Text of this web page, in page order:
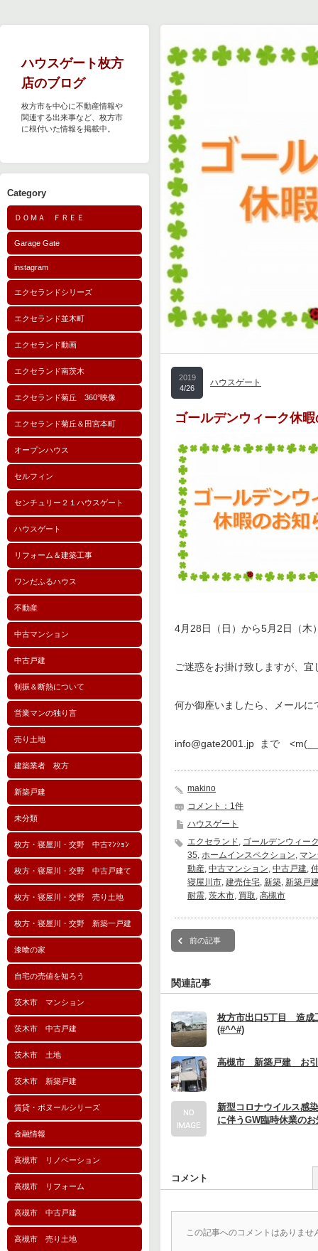
ハウスゲート枚方
店のブログ
枚方市を中心に不動産情報や
関連する出来事など、枚方市
に根付いた情報を掲載中。
Category
ＤＯＭＡ ＦＲＥＥ
Garage Gate
instagram
エクセランドシリーズ
エクセランド並木町
エクセランド動画
エクセランド南茨木
エクセランド菊丘 360°映像
エクセランド菊丘＆田宮本町
オープンハウス
セルフィン
センチュリー２１ハウスゲート
ハウスゲート
リフォーム＆建築工事
ワンだふるハウス
不動産
中古マンション
中古戸建
制振＆断熱について
営業マンの独り言
売り土地
建築業者 枚方
新築戸建
未分類
枚方・寝屋川・交野 中古ﾏﾝｼｮﾝ
枚方・寝屋川・交野 中古戸建て
枚方・寝屋川・交野 売り土地
枚方・寝屋川・交野 新築一戸建
漆喰の家
自宅の売値を知ろう
茨木市 マンション
茨木市 中古戸建
茨木市 土地
茨木市 新築戸建
賃貸・ボヌールシリーズ
金融情報
高槻市 リノベーション
高槻市 リフォーム
高槻市 中古戸建
高槻市 売り土地
2019
4/26
ハウスゲート
ゴールデンウィーク休
4月28日（日）から5月2日（木
ご迷惑をお掛け致しますが、
何か御座いましたら、メール
info@gate2001.jp まで
makino
コメント：1件
ハウスゲート
エクセランド, ゴールデンウィー
35, ホームインスペクション, マ
動産, 中古マンション, 中古戸建,
寝屋川市, 建売住宅, 新築, 新築戸
耐震, 茨木市, 買取, 高槻市
前の記事
関連記事
枚方市出口5丁目 造成
(#^^#)
高槻市 新築戸建 お
新型コロナウイルス感
に伴うGW臨時休業の
コメント
この記事へのコメントはありませ